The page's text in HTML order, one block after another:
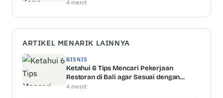
4 menit
ARTIKEL MENARIK LAINNYA
BISNIS
Ketahui 6 Tips Mencari Pekerjaan
Restoran di Bali agar Sesuai dengan
Kemampuan Anda
4 menit